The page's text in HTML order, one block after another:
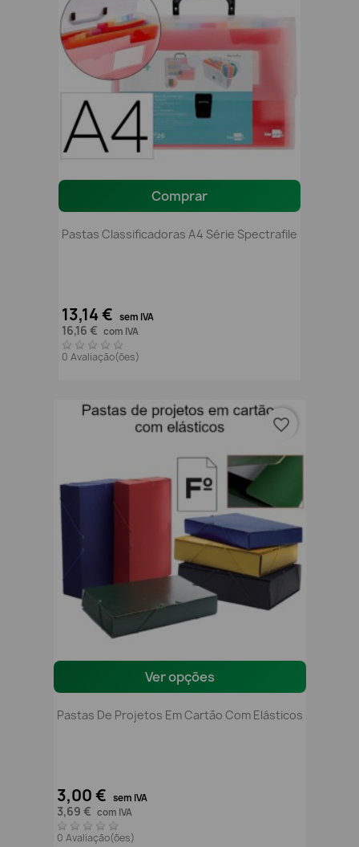
Comprar
Pastas Classificadoras A4 Série Spectrafile
13,14 € sem IVA
16,16 € com IVA
0 Avaliação(ões)
Ver opções
Pastas De Projetos Em Cartão Com Elásticos
3,00 € sem IVA
3,69 € com IVA
0 Avaliação(ões)
favorite_border